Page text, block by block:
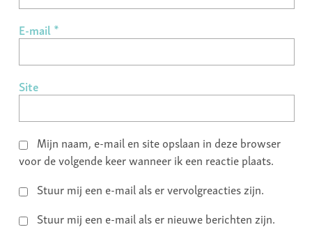
E-mail*
Site
Mijn naam, e-mail en site opslaan in deze browser
voor de volgende keer wanneer ik een reactie plaats.
Stuur mij een e-mail als er vervolgreacties zijn.
Stuur mij een e-mail als er nieuwe berichten zijn.